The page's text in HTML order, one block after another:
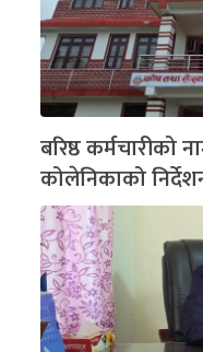
बरिष्ठ कर्मचारीको
कोलेनिकाको